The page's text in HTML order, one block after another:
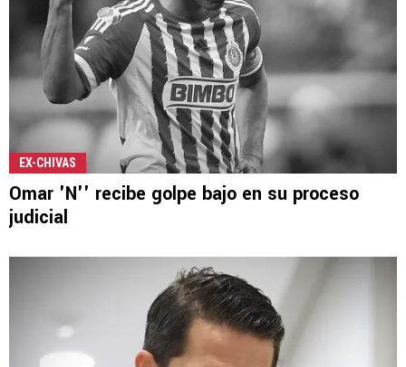
EX-CHIVAS
Omar 'N'' recibe golpe bajo en su proceso
judicial